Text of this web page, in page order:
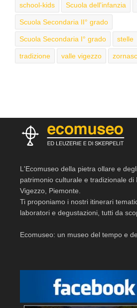
school-kids Scuola dell'infanzia
Scuola Secondaria II° grado
Scuola Secondaria I° grado stelle
tradizione valle vigezzo
L'Ecomuseo della pietra ollare e
patrimonio culturale e tradizionale di
Vigezzo, Piemonte.
Ti proponiamo i nostri itinerari
laboratori e degustazioni, tutti da
Ecomuseo: un museo del tempo e